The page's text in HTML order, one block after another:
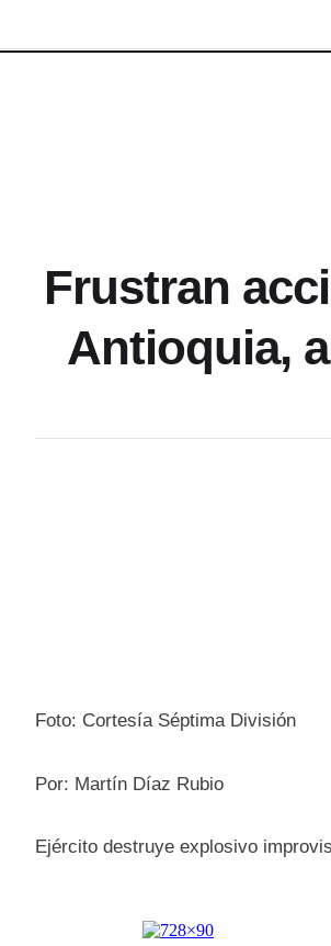
Frustran
Antioquia,
Foto: Cortesía Séptima División
Por: Martín Díaz Rubio
Ejército destruye explosivo